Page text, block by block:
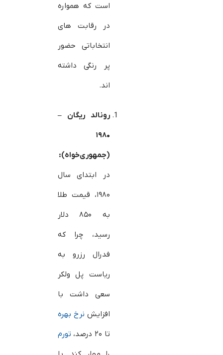
است که همواره
در رقابت های
انتخاباتی حضور
پر رنگی داشته
اند.
رونالد ریگان –
۱۹۸۰
(جمهوری‌خواه):
در ابتدای سال
۱۹۸۰، قیمت طلا
به ۸۵۰ دلار
رسید، چرا که
فدرال رزرو به
ریاست پل ولکر
سعی داشت با
افزایش نرخ بهره
تا ۲۰ درصد،
تورم